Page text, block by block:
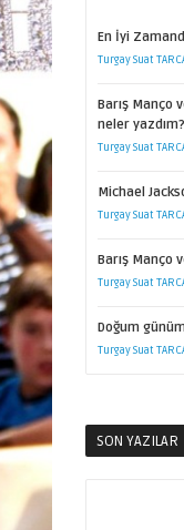
En İyi
Turgay Suat
Barış Manço
neler yazdım?
Turgay Suat
Michael
Turgay Suat
Barış Manço
Turgay Suat
Doğum
Turgay Suat
SON YAZILAR